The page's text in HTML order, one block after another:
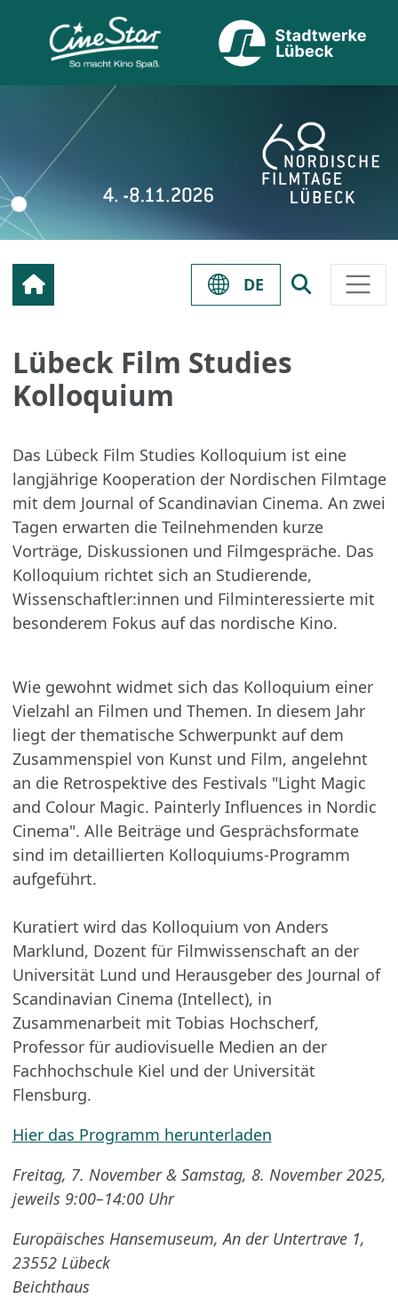
DE
Lübeck Film Studies
Kolloquium
Das Lübeck Film Studies Kolloquium ist eine
langjährige Kooperation der Nordischen Filmtage
mit dem Journal of Scandinavian Cinema. An zwei
Tagen erwarten die Teilnehmenden kurze
Vorträge, Diskussionen und Filmgespräche. Das
Kolloquium richtet sich an Studierende,
Wissenschaftler:innen und Filminteressierte mit
besonderem Fokus auf das nordische Kino.
Wie gewohnt widmet sich das Kolloquium einer
Vielzahl an Filmen und Themen. In diesem Jahr
liegt der thematische Schwerpunkt auf dem
Zusammenspiel von Kunst und Film, angelehnt
an die Retrospektive des Festivals "Light Magic
and Colour Magic. Painterly Influences in Nordic
Cinema". Alle Beiträge und Gesprächsformate
sind im detaillierten Kolloquiums-Programm
aufgeführt.
Kuratiert wird das Kolloquium von Anders
Marklund, Dozent für Filmwissenschaft an der
Universität Lund und Herausgeber des Journal of
Scandinavian Cinema (Intellect), in
Zusammenarbeit mit Tobias Hochscherf,
Professor für audiovisuelle Medien an der
Fachhochschule Kiel und der Universität
Flensburg.
Hier das Programm herunterladen
Freitag, 7. November & Samstag, 8. November 2025,
jeweils 9:00–14:00 Uhr
Europäisches Hansemuseum, An der Untertrave 1,
23552 Lübeck
Beichthaus